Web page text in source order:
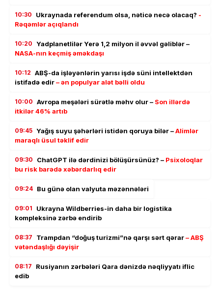
10:30 Ukraynada referendum olsa, nəticə necə olacaq? -
Rəqəmlər açıqlandı
10:20 Yadplanetlilər Yerə 1,2 milyon il əvvəl gəliblər –
NASA-nın keçmiş əməkdaşı
10:12 ABŞ-da işləyənlərin yarısı işdə süni intellektdən
istifadə edir– ən populyar alət bəlli oldu
10:00 Avropa meşələri sürətlə məhv olur – Son illərdə
itkilər 46% artıb
09:45 Yağış suyu şəhərləri istidən qoruya bilər –Alimlər
maraqlı üsul təklif edir
09:30 ChatGPT ilə dərdinizi bölüşürsünüz? – Psixoloqlar
bu risk barədə xəbərdarlıq edir
09:24 Bu günə olan valyuta məzənnələri
09:01
Ukrayna Wildberries-in daha bir logistika
kompleksinə zərbə endirib
08:37 Trampdan “doğuş turizmi”nə qarşı sərt qərar– ABŞ
vətəndaşlığı dəyişir
08:17
Rusiyanın zərbələri Qara dənizdə nəqliyyatı iflic
edib